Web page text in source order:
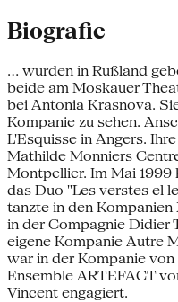
Biografie
... wurden in Rußland
beide am Moskauer
bei Antonia Krasnova.
Kompanie zu sehen.
L'Esquisse in Angers.
Mathilde Monniers
Montpellier. Im Mai 1999
das Duo "Les verstes el
tanzte in den
in der Compagnie Didier
eigene Kompanie Autre
war in der Kompanie
Ensemble ARTEFACT
Vincent engagiert.